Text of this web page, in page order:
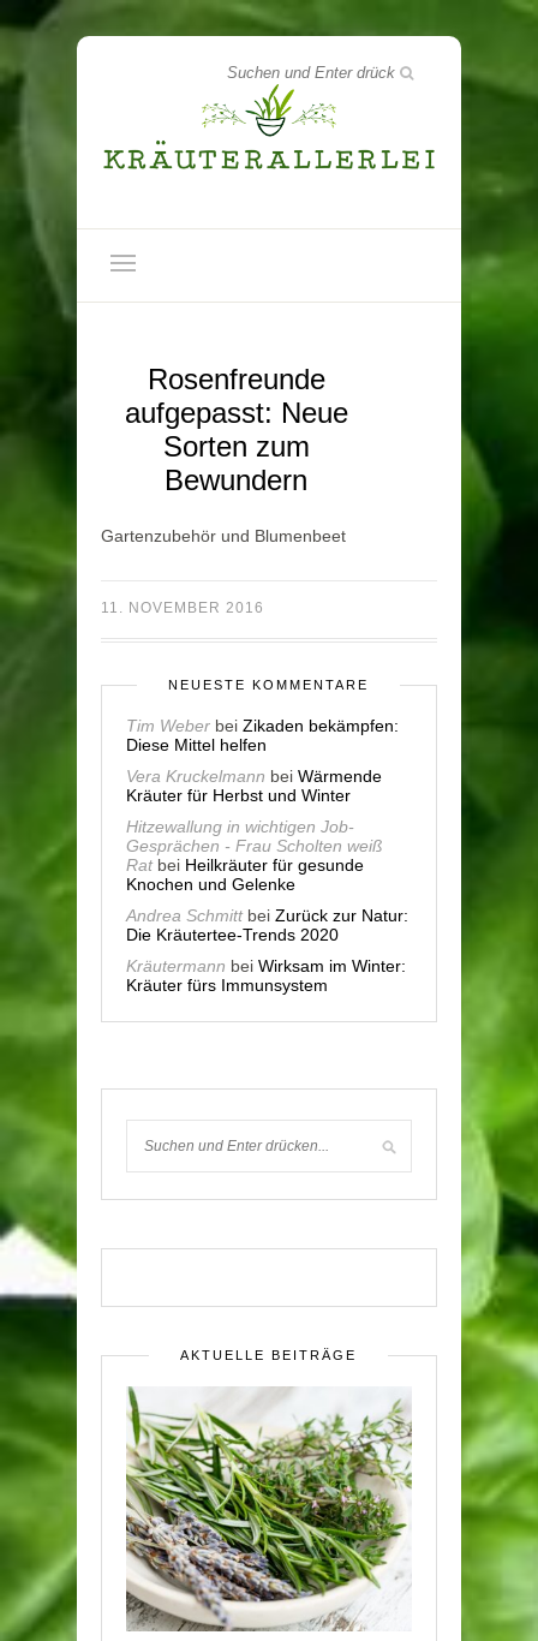
Rosenfreunde
aufgepasst: Neue
Sorten zum
Bewundern
Gartenzubehör und Blumenbeet
11. NOVEMBER 2016
NEUESTE KOMMENTARE
Tim Weber bei Zikaden bekämpfen:
Diese Mittel helfen
Vera Kruckelmann bei Wärmende
Kräuter für Herbst und Winter
Hitzewallung in wichtigen Job-
Gesprächen - Frau Scholten weiß
Ratbei Heilkräuter für gesunde
Knochen und Gelenke
Andrea Schmittbei Zurück zur Natur:
Die Kräutertee-Trends 2020
Kräutermann bei Wirksam im Winter:
Kräuter fürs Immunsystem
AKTUELLE BEITRÄGE